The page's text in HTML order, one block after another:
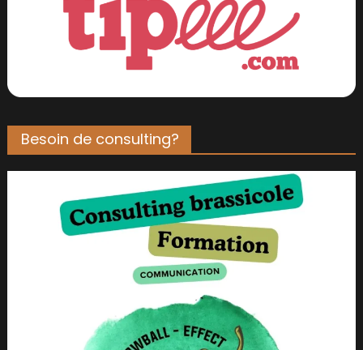
Besoin de consulting?